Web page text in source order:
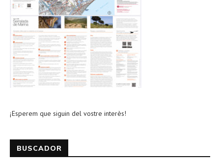
¡Esperem que siguin del vostre interès!
BUSCADOR